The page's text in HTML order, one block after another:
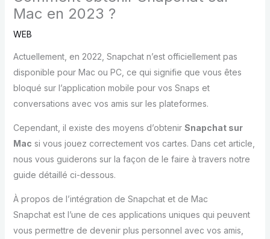
Mac en 2023 ?
WEB
Actuellement, en 2022, Snapchat n’est officiellement pas
disponible pour Mac ou PC, ce qui signifie que vous êtes
bloqué sur l’application mobile pour vos Snaps et
conversations avec vos amis sur les plateformes.
Cependant, il existe des moyens d’obtenir Snapchat sur
Mac si vous jouez correctement vos cartes. Dans cet article,
nous vous guiderons sur la façon de le faire à travers notre
guide détaillé ci-dessous.
À propos de l’intégration de Snapchat et de Mac
Snapchat est l’une de ces applications uniques qui peuvent
vous permettre de devenir plus personnel avec vos amis,